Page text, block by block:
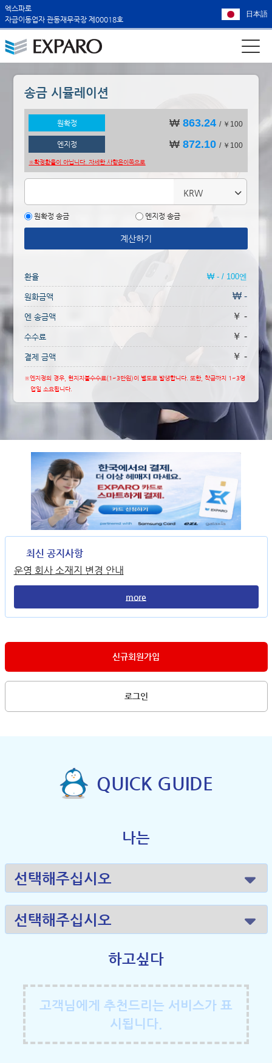
엑스파로
자금이동업자 관동재무국장 제00018호
日本語
송금 시뮬레이션
원확정 ₩863.24 / ￥100
엔지정 ₩872.10 / ￥100
※확정환율이 아닙니다. 자세한 사항은이쪽으로
KRW
원확정 송금 엔지정 송금
계산하기
환율 ₩ - / 100엔
원화금액 ₩ -
엔 송금액 ￥ -
수수료 ￥ -
결제 금액 ￥ -
※엔지정의 경우, 현지지불수수료(1~3만원)이 별도로 발생합니다. 또한, 착금까지 1~3영
업일 소요됩니다.
최신 공지사항
운영 회사 소재지 변경 안내
more
신규회원가입
로그인
QUICK GUIDE
나는
하고싶다
고객님에게 추천드리는 서비스가 표
시됩니다.